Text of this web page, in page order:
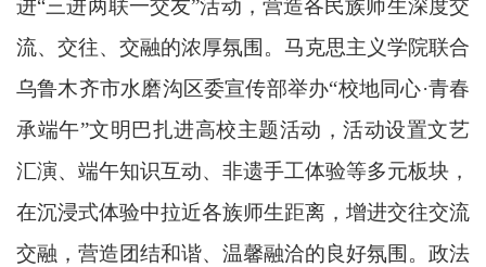
进“三进两联一交友”活动，营造各民族师生深度交
流、交往、交融的浓厚氛围。马克思主义学院联合
乌鲁木齐市水磨沟区委宣传部举办“校地同心·青春
承端午”文明巴扎进高校主题活动，活动设置文艺
汇演、端午知识互动、非遗手工体验等多元板块，
在沉浸式体验中拉近各族师生距离，增进交往交流
交融，营造团结和谐、温馨融洽的良好氛围。政法